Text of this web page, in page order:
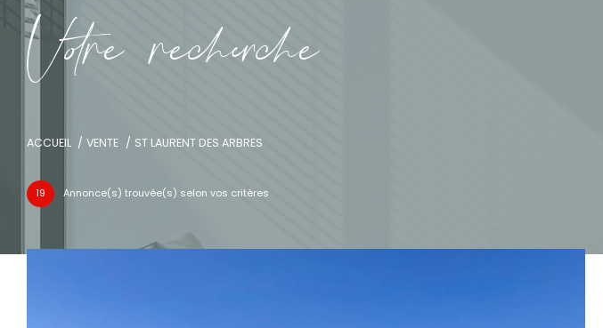
Vore recece
ACCUEIL VENTE ST LAURENT DES ARBRES
19 Annonce(s) trouvée(s) selon vos critères